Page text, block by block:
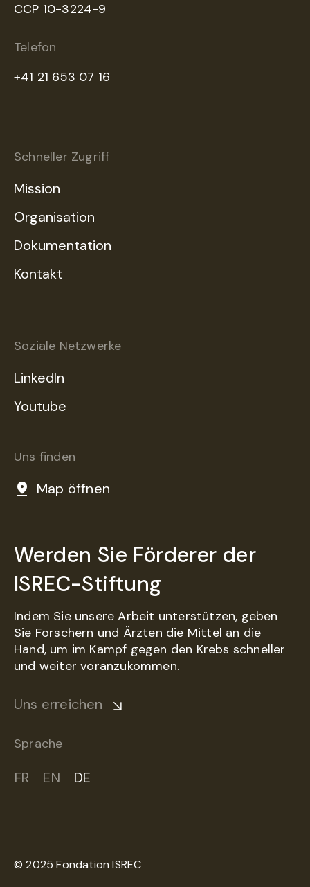
CCP 10-3224-9
Telefon
+41 21 653 07 16
Schneller Zugriff
Mission
Organisation
Dokumentation
Kontakt
Soziale Netzwerke
LinkedIn
Youtube
Uns finden
Map öffnen
Werden Sie Förderer der
ISREC-Stiftung
Indem Sie unsere Arbeit unterstützen, geben
Sie Forschern und Ärzten die Mittel an die
Hand, um im Kampf gegen den Krebs schneller
und weiter voranzukommen.
Uns erreichen
Sprache
FR EN DE
© 2025 Fondation ISREC